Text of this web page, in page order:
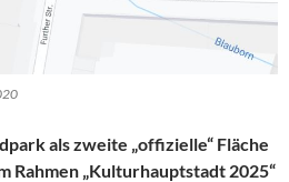
als zweite „offizielle“ Fläche
Rahmen „Kulturhauptstadt 2025“